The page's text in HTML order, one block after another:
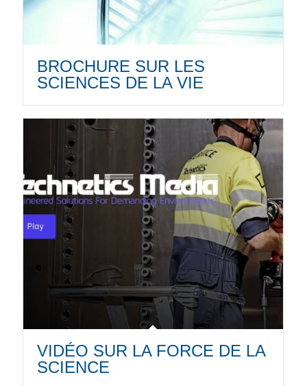
BROCHURE SUR LES
SCIENCES DE LA VIE
VIDÉO SUR LA FORCE DE LA
SCIENCE